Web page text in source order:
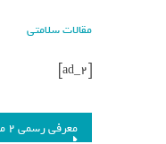
مقالات سلامتی
[ad_2]